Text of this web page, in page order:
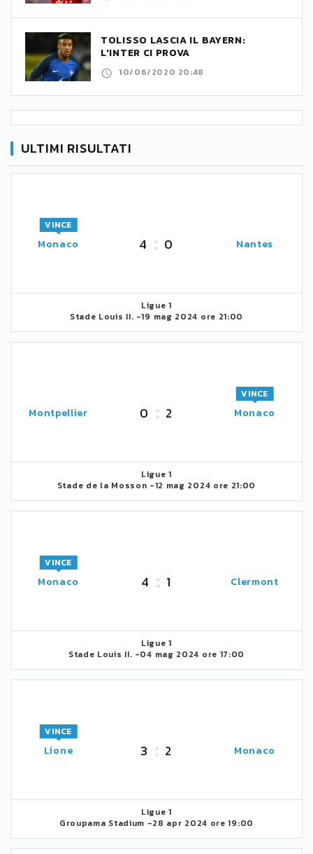
TOLISSO LASCIA IL BAYERN:
L'INTER CI PROVA
10/06/2020 20:48
ULTIMI RISULTATI
Monaco
VINCE
4 0 Nantes
Ligue 1
Stade Louis II. -19 mag 2024 ore 21:00
Montpellier 0 2 Monaco
VINCE
Ligue 1
Stade de la Mosson -12 mag 2024 ore 21:00
Monaco
VINCE
4 1 Clermont
Ligue 1
Stade Louis II. -04 mag 2024 ore 17:00
Lione
VINCE
3 2 Monaco
Ligue 1
Groupama Stadium -28 apr 2024 ore 19:00